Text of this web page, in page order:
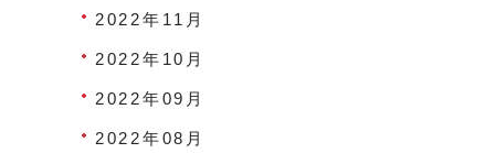
2022年11月
2022年10月
2022年09月
2022年08月